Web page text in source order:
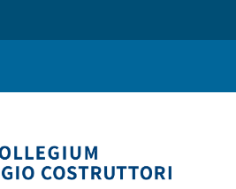
zum